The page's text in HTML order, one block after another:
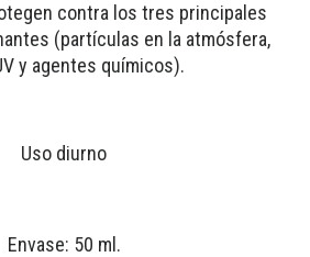
contra los tres principales
(partículas en la atmósfera,
y agentes químicos).
Uso diurno
Envase: 50 ml.